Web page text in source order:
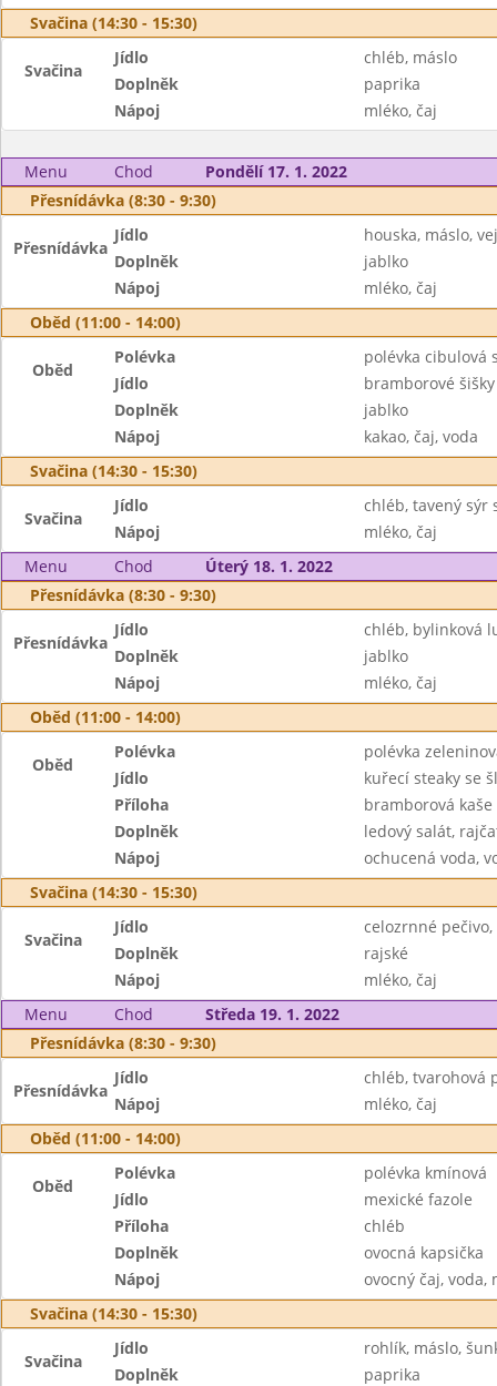
Svačina (14:30 - 15:30)
Svačina
Jídlo
chléb, máslo
Doplněk
paprika
Nápoj
mléko, čaj
Menu Chod
Pondělí 17. 1. 2022
Přesnídávka (8:30 - 9:30)
Přesnídávka
Jídlo
houska, máslo,
Doplněk
jablko
Nápoj
mléko, čaj
Oběd (11:00 - 14:00)
Oběd
Polévka
polévka cibulová
Jídlo
bramborové
Doplněk
jablko
Nápoj
kakao, čaj, voda
Svačina (14:30 - 15:30)
Svačina
Jídlo
chléb, tavený sýr
Nápoj
mléko, čaj
Menu
Chod
Úterý 18. 1. 2022
Přesnídávka (8:30 - 9:30)
Přesnídávka
Jídlo
chléb, bylinková
Doplněk
jablko
Nápoj
mléko, čaj
Oběd (11:00 - 14:00)
Oběd
Polévka
polévka
Jídlo
kuřecí steaky se
Příloha
bramborová kaše
Doplněk
ledový salát,
Nápoj
ochucená voda,
Svačina (14:30 - 15:30)
Svačina
Jídlo
celozrnné pečivo,
Doplněk
rajské
Nápoj
mléko, čaj
Menu
Chod
Středa 19. 1. 2022
Přesnídávka (8:30 - 9:30)
Přesnídávka
Jídlo
chléb, tvarohová
Nápoj
mléko, čaj
Oběd (11:00 - 14:00)
Oběd
Polévka
polévka kmínová
Jídlo
mexické fazole
Příloha
chléb
Doplněk
ovocná kapsička
Nápoj
ovocný čaj, voda,
Svačina (14:30 - 15:30)
Svačina
Jídlo
rohlík, máslo,
Doplněk
paprika